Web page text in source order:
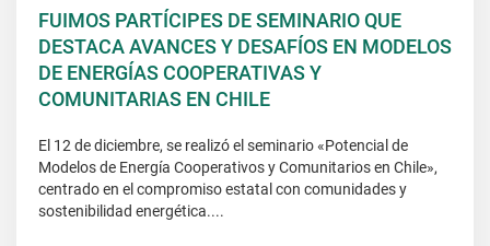
FUIMOS PARTÍCIPES DE SEMINARIO QUE
DESTACA AVANCES Y DESAFÍOS EN MODELOS
DE ENERGÍAS COOPERATIVAS Y
COMUNITARIAS EN CHILE
El 12 de diciembre, se realizó el seminario «Potencial de
Modelos de Energía Cooperativos y Comunitarios en Chile»,
centrado en el compromiso estatal con comunidades y
sostenibilidad energética....